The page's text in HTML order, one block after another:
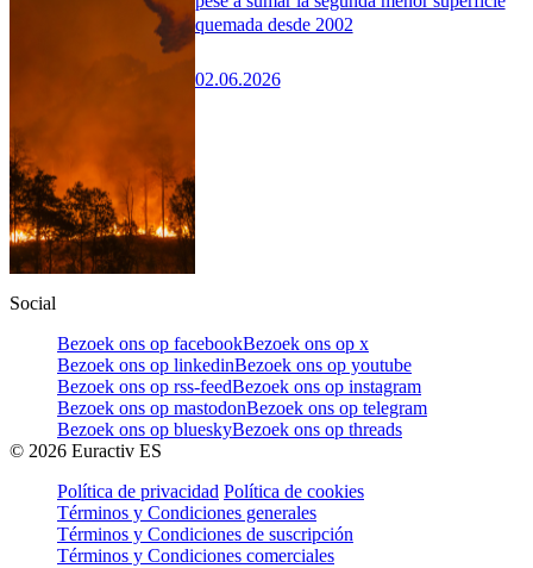
quemada desde 2002
02.06.2026
Social
Bezoek ons op facebookBezoek ons op x
Bezoek ons op linkedinBezoek ons op youtube
Bezoek ons op rss-feedBezoek ons op instagram
Bezoek ons op mastodonBezoek ons op telegram
Bezoek ons op blueskyBezoek ons op threads
© 2026 Euractiv ES
Política de privacidad Política de cookies
Términos y Condiciones generales
Términos y Condiciones de suscripción
Términos y Condiciones comerciales